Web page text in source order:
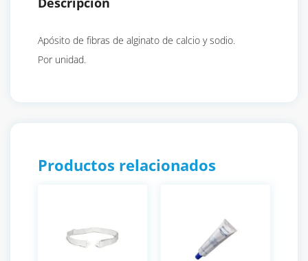
Apósito de fibras de alginato de calcio y sodio.
Por unidad.
Productos relacionados